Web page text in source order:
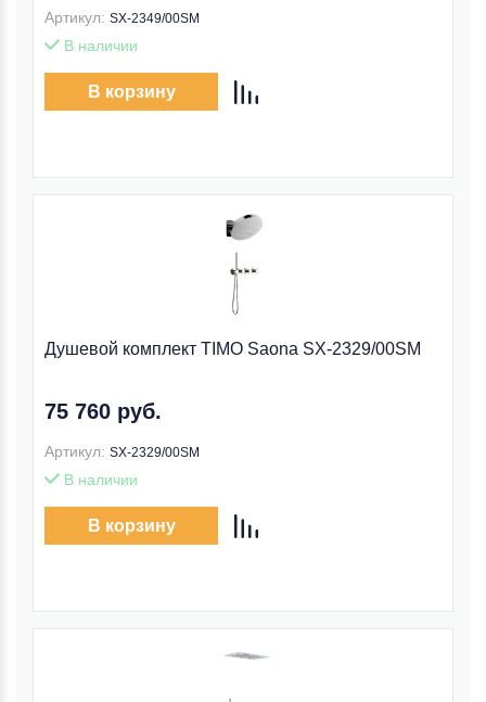
Артикул: SX-2349/00SM
В наличии
В корзину
Душевой комплект TIMO Saona SX-2329/00SM
75 760 руб.
Артикул: SX-2329/00SM
В наличии
В корзину